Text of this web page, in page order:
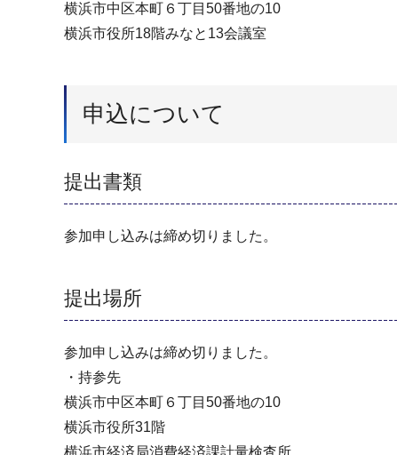
横浜市中区本町６丁目50番地の10
横浜市役所18階みなと13会議室
申込について
提出書類
参加申し込みは締め切りました。
提出場所
参加申し込みは締め切りました。
・持参先
横浜市中区本町６丁目50番地の10
横浜市役所31階
横浜市経済局消費経済課計量検査所